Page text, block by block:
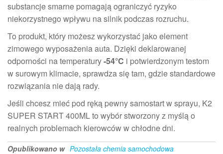
substancje smarne pomagają ograniczyć ryzyko
niekorzystnego wpływu na silnik podczas rozruchu.
To produkt, który możesz wykorzystać jako element
zimowego wyposażenia auta. Dzięki deklarowanej
odporności na temperatury-54°C i potwierdzonym testom
w surowym klimacie, sprawdza się tam, gdzie standardowe
rozwiązania nie dają rady.
Jeśli chcesz mieć pod ręką pewny samostart w sprayu, K2
SUPER START 400ML to wybór stworzony z myślą o
realnych problemach kierowców w chłodne dni.
Opublikowano w Pozostała chemia samochodowa